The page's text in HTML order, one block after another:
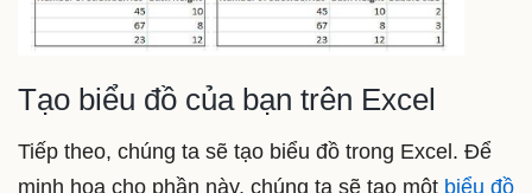
Tạo biểu đồ của bạn trên Excel
Tiếp theo, chúng ta sẽ tạo biểu đồ trong Excel. Để
minh họa cho phần này, chúng ta sẽ tạo một biểu đồ